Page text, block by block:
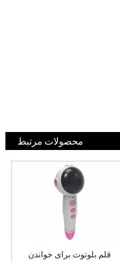
محصولات مرتبط
قلم بلوتوث برای خواندن